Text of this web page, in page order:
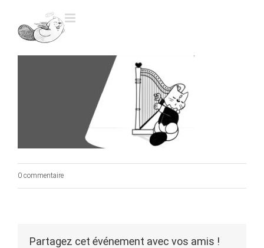
0 commentaire
Partagez cet événement avec vos amis !